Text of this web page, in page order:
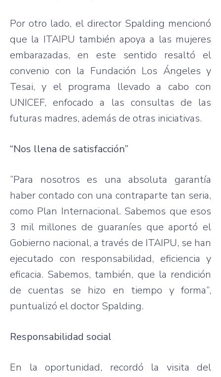
Por otro lado, el director Spalding mencionó
que la ITAIPU también apoya a las mujeres
embarazadas, en este sentido resaltó el
convenio con la Fundación Los Ángeles y
Tesai, y el programa llevado a cabo con
UNICEF, enfocado a las consultas de las
futuras madres, además de otras iniciativas.
“Nos llena de satisfacción”
“Para nosotros es una absoluta garantía
haber contado con una contraparte tan seria,
como Plan Internacional. Sabemos que esos
3 mil millones de guaraníes que aportó el
Gobierno nacional, a través de ITAIPU, se han
ejecutado con responsabilidad, eficiencia y
eficacia. Sabemos, también, que la rendición
de cuentas se hizo en tiempo y forma”,
puntualizó el doctor Spalding.
Responsabilidad social
En la oportunidad, recordó la visita del